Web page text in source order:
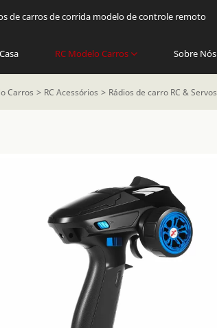
de carros de corrida modelo de controle remoto
Casa RC Modelo Carros Sobre Nós
Carros RC Acessórios Rádios de carro RC & Servos